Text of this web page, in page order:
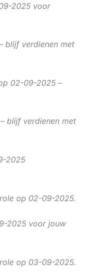
2025 voor
blijf verdienen met
02-09-2025 –
blijf verdienen met
2025
op 02-09-2025.
2025 voor jouw
op 03-09-2025.